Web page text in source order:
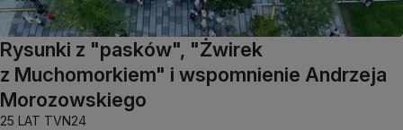
Rysunki z "pasków", "Żwirek
z Muchomorkiem" i wspomnienie Andrzeja
Morozowskiego
25 LAT TVN24